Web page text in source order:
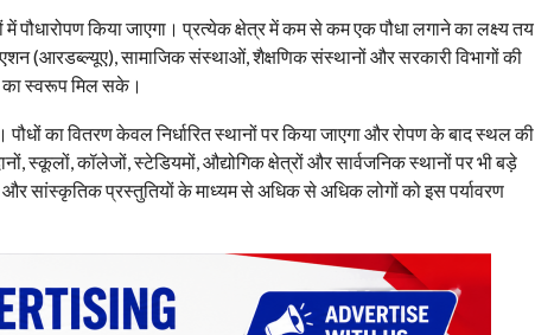
पौधारोपण किया जाएगा। प्रत्येक क्षेत्र में कम से कम एक पौधा लगाने का लक्ष्य तय
(आरडब्ल्यूए), सामाजिक संस्थाओं, शैक्षणिक संस्थानों और सरकारी विभागों की
का स्वरूप मिल सके।
का वितरण केवल निर्धारित स्थानों पर किया जाएगा और रोपण के बाद स्थल की
स्कूलों, कॉलेजों, स्टेडियमों, औद्योगिक क्षेत्रों और सार्वजनिक स्थानों पर भी बड़े
सांस्कृतिक प्रस्तुतियों के माध्यम से अधिक से अधिक लोगों को इस पर्यावरण